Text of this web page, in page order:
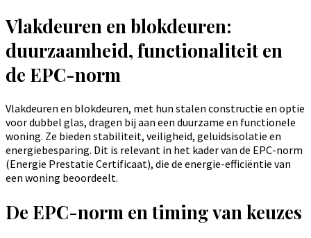
Vlakdeuren en blokdeuren:
duurzaamheid, functionaliteit en
de EPC-norm
Vlakdeuren en blokdeuren, met hun stalen constructie en optie
voor dubbel glas, dragen bij aan een duurzame en functionele
woning. Ze bieden stabiliteit, veiligheid, geluidsisolatie en
energiebesparing. Dit is relevant in het kader van de EPC-norm
(Energie Prestatie Certificaat), die de energie-efficiëntie van
een woning beoordeelt.
De EPC-norm en timing van keuzes